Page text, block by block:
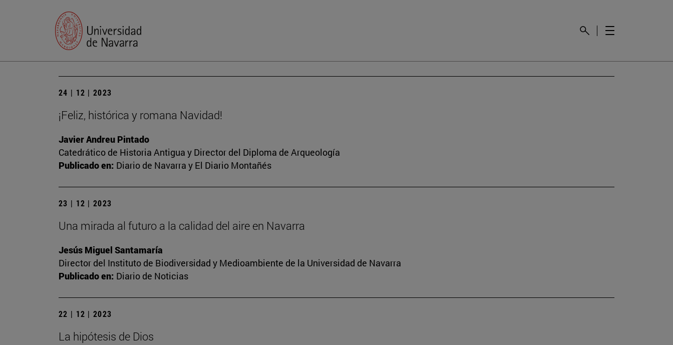
24 | 12 | 2023
¡Feliz, histórica y romana Navidad!
Javier Andreu Pintado
Catedrático de Historia Antigua y Director del Diploma de Arqueología
Publicado en: Diario de Navarra y El Diario Montañés
23 | 12 | 2023
Una mirada al futuro a la calidad del aire en Navarra
Jesús Miguel Santamaría
Director del Instituto de Biodiversidad y Medioambiente de la Universidad de Navarra
Publicado en: Diario de Noticias
22 | 12 | 2023
La hipótesis de Dios